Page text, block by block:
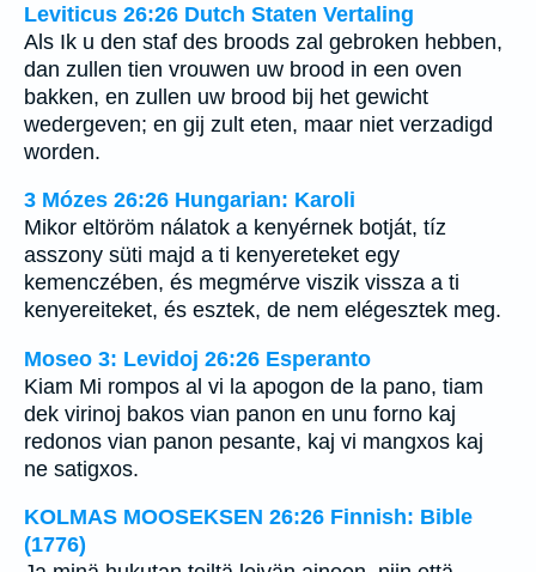
Leviticus 26:26 Dutch Staten Vertaling
Als Ik u den staf des broods zal gebroken hebben,
dan zullen tien vrouwen uw brood in een oven
bakken, en zullen uw brood bij het gewicht
wedergeven; en gij zult eten, maar niet verzadigd
worden.
3 Mózes 26:26 Hungarian: Karoli
Mikor eltöröm nálatok a kenyérnek botját, tíz
asszony süti majd a ti kenyereteket egy
kemenczében, és megmérve viszik vissza a ti
kenyereiteket, és esztek, de nem elégesztek meg.
Moseo 3: Levidoj 26:26 Esperanto
Kiam Mi rompos al vi la apogon de la pano, tiam
dek virinoj bakos vian panon en unu forno kaj
redonos vian panon pesante, kaj vi mangxos kaj
ne satigxos.
KOLMAS MOOSEKSEN 26:26 Finnish: Bible
(1776)